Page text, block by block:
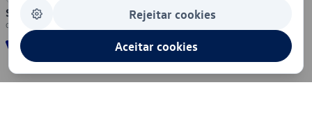
Segurança Rejeitar cookies
Aceitar cookies